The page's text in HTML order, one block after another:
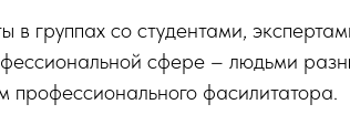
в группах со студентами,
сфере – людьми
профессионального фасилитатора.